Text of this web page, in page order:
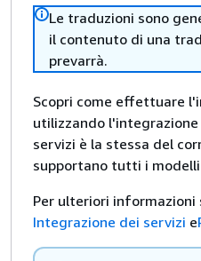
Le traduzioni sono
il contenuto di una
prevarrà.
Scopri come effettuare
utilizzando l'integrazione
servizi è la stessa del
supportano tutti i
Per ulteriori informazioni
Integrazione dei servizi e